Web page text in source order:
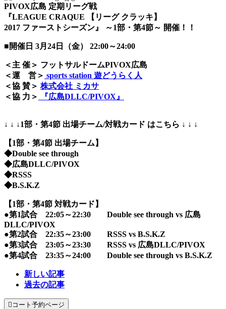
PIVOX広島 定期リーグ戦
『LEAGUE CRAQUE 【リーグ クラッキ】
2017 ファーストシーズン』 ～1部・第4節～ 開催！！
■開催日 3月24日（金） 22:00～24:00
＜主 催＞ フットサルドームPIVOX広島
＜運 営＞ sports station 遊どうらく人
＜協 賛＞ 株式会社 ミカサ
＜協 力＞
『広島DLLC/PIVOX』
↓ ↓ ↓1部・第4節 出場チーム/対戦カード はこちら ↓ ↓ ↓
【1部・第4節 出場チーム】
◆Double see through
◆広島DLLC/PIVOX
◆RSSS
◆B.S.K.Z
【1部・第4節 対戦カード】
●第1試合 22:05～22:30 Double see through vs 広島
DLLC/PIVOX
●第2試合 22:35～23:00 RSSS vs B.S.K.Z
●第3試合 23:05～23:30 RSSS vs 広島DLLC/PIVOX
●第4試合 23:35～24:00 Double see through vs B.S.K.Z
新しい記事
過去の記事
 コート予約ページ